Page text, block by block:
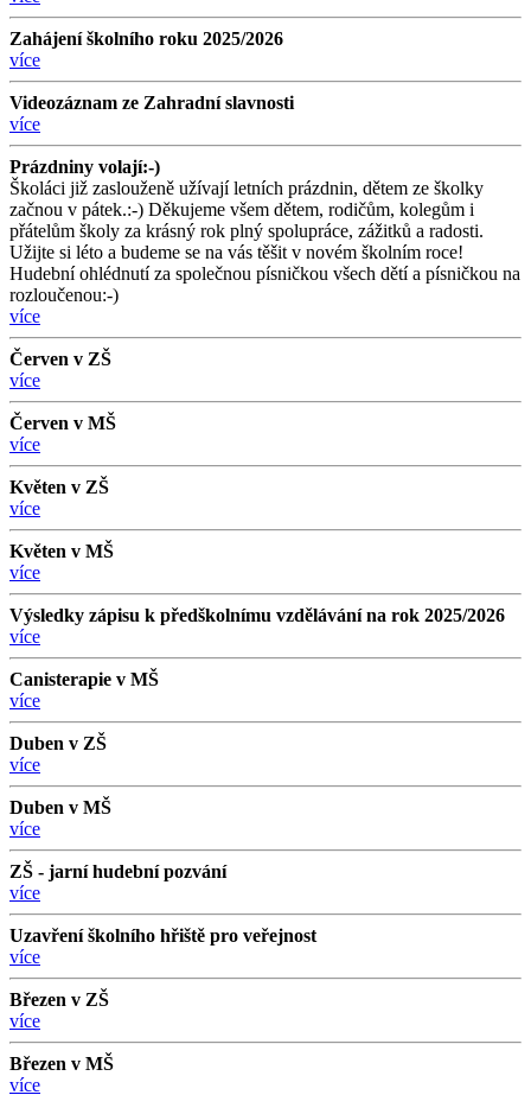
Zahájení školního roku 2025/2026
více
Videozáznam ze Zahradní slavnosti
více
Prázdniny volají:-)
Školáci již zaslouženě užívají letních prázdnin, dětem ze školky
začnou v pátek.:-) Děkujeme všem dětem, rodičům, kolegům i
přátelům školy za krásný rok plný spolupráce, zážitků a radosti.
Užijte si léto a budeme se na vás těšit v novém školním roce!
Hudební ohlédnutí za společnou písničkou všech dětí a písničkou na
rozloučenou:-)
více
Červen v ZŠ
více
Červen v MŠ
více
Květen v ZŠ
více
Květen v MŠ
více
Výsledky zápisu k předškolnímu vzdělávání na rok 2025/2026
více
Canisterapie v MŠ
více
Duben v ZŠ
více
Duben v MŠ
více
ZŠ - jarní hudební pozvání
více
Uzavření školního hřiště pro veřejnost
více
Březen v ZŠ
více
Březen v MŠ
více